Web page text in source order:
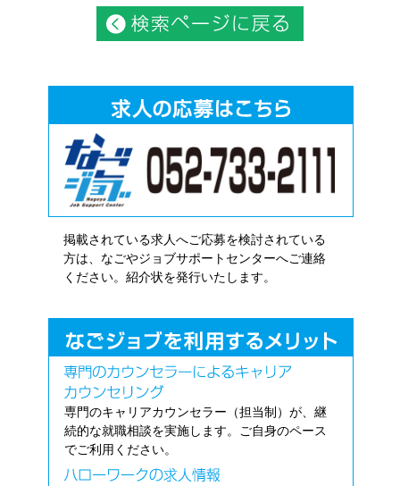
掲載されている求人へご応募を検討されている
方は、なごやジョブサポートセンターへご連絡
ください。紹介状を発行いたします。
専門のキャリアカウンセラー（担当制）が、継
続的な就職相談を実施します。ご自身のペース
でご利用ください。